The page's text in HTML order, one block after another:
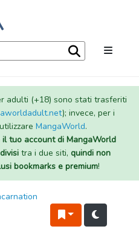
adulti (+18) sono stati trasferiti
); invece, per i
MangaWorld.
tuo account di MangaWorld
tra i due siti, quindi non
bookmarks e premium!